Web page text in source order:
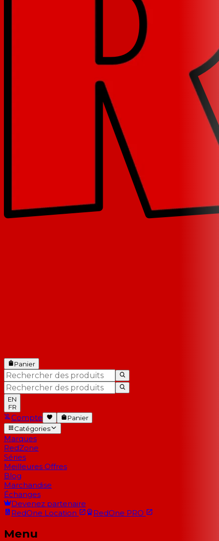
Panier
EN
FR
Compte
Panier
Catégories
Marques
RedZone
Séries
Meilleures Offres
Blog
Marchandise
Échanges
Devenez partenaire
RedOne Location RedOne PRO
Menu